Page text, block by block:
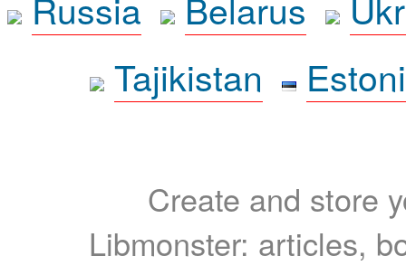
Tajikistan
Create and store
Libmonster: articles,